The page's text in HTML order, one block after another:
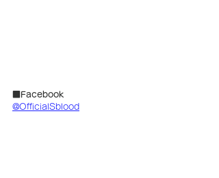
■Facebook
@OfficialSblood